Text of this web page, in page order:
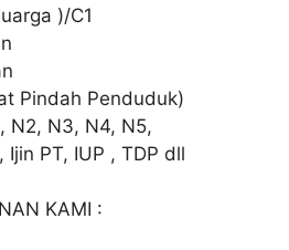
)/C1
Pindah Penduduk)
N2, N3, N4, N5,
Ijin PT, IUP , TDP dll
KAMI :